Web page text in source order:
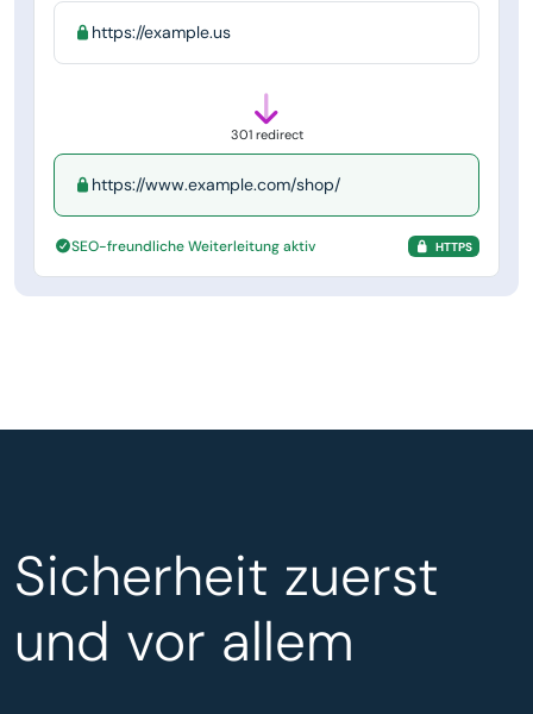
https://example.us
301 redirect
https://www.example.com/shop/
SEO-freundliche Weiterleitung aktiv HTTPS
Sicherheit zuerst
und vor allem